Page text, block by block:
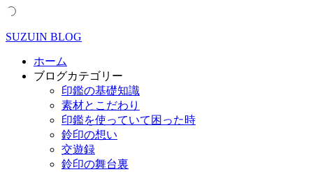
SUZUIN BLOG
ホーム
ブログカテゴリー
印鑑の基礎知識
素材とこだわり
印鑑を使っていて困った時
鈴印の想い
交遊録
鈴印の舞台裏